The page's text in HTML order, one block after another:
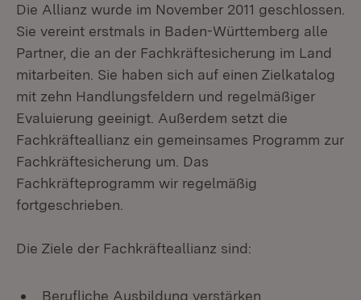
Die Allianz wurde im November 2011 geschlossen.
Sie vereint erstmals in Baden-Württemberg alle
Partner, die an der Fachkräftesicherung im Land
mitarbeiten. Sie haben sich auf einen Zielkatalog
mit zehn Handlungsfeldern und regelmäßiger
Evaluierung geeinigt. Außerdem setzt die
Fachkräfteallianz ein gemeinsames Programm zur
Fachkräftesicherung um. Das
Fachkräfteprogramm wir regelmäßig
fortgeschrieben.
Die Ziele der Fachkräfteallianz sind:
Berufliche Ausbildung verstärken